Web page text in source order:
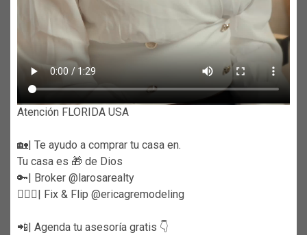
Atención FLORIDA USA
🏡| Te ayudo a comprar tu casa en.
Tu casa es 🎁 de Dios
🔑| Broker @larosarealty
👷🏼‍♀️| Fix & Flip @ericagremodeling
📲| Agenda tu asesoría gratis 👇